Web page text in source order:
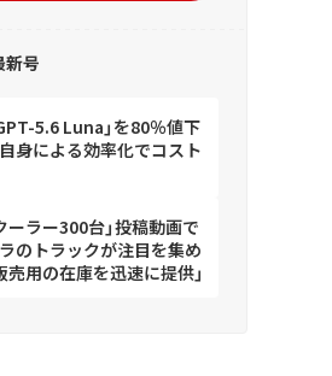
新号
5.6 Luna」を80％値下
身による効率化でコスト
ーラー300台」投稿動画で
のトラックが注目を集め
用の在庫を迅速に提供」